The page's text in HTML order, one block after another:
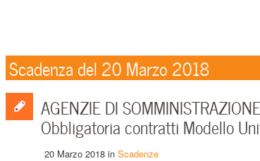
Scadenza del 20 Marzo 2018
AGENZIE DI
Obbligatoria contratti Modello
20 Marzo 2018 in Scadenze